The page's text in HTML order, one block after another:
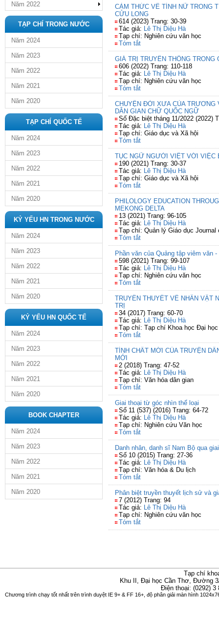
Năm 2022
TẠP CHÍ TRONG NƯỚC
Năm 2024
Năm 2023
Năm 2022
Năm 2021
Năm 2020
TẠP CHÍ QUỐC TẾ
Năm 2024
Năm 2023
Năm 2022
Năm 2021
Năm 2020
KỶ YẾU HN TRONG NƯỚC
Năm 2024
Năm 2023
Năm 2022
Năm 2021
Năm 2020
KỶ YẾU HN QUỐC TẾ
Năm 2024
Năm 2023
Năm 2022
Năm 2021
Năm 2020
BOOK CHAPTER
Năm 2024
Năm 2023
Năm 2022
Năm 2021
Năm 2020
CẢM THỨC VỀ TÍNH NỮ TRONG
CỬU LONG
614 (2023) Trang: 30-39
Tác giả: Lê Thị Diệu Hà
Tạp chí: Nghiên cứu văn học
Tóm tắt
GIÁ TRỊ TRUYỀN THỐNG
606 (2022) Trang: 110-118
Tác giả: Lê Thị Diệu Hà
Tạp chí: Nghiên cứu văn học
Tóm tắt
CHUYỆN ĐỜI XƯA CỦA TRƯƠNG
DÂN GIAN CHỮ QUỐC NGỮ
Số Đặc biệt tháng 11/2022 (2022)
Tác giả: Lê Thị Diệu Hà
Tạp chí: Giáo dục và Xã hội
Tóm tắt
TỤC NGỮ NGƯỜI VIỆT VỚI VIỆC
190 (2021) Trang: 30-37
Tác giả: Lê Thị Diệu Hà
Tạp chí: Giáo dục và Xã hội
Tóm tắt
PHILOLOGY EDUCATION
MEKONG DELTA
13 (2021) Trang: 96-105
Tác giả: Lê Thị Diệu Hà
Tạp chí: Quản lý Giáo dục Journal
Tóm tắt
Phần văn của Quảng tập viêm văn
598 (2021) Trang: 99-107
Tác giả: Lê Thị Diệu Hà
Tạp chí: Nghiên cứu văn học
Tóm tắt
TRUYỀN THUYẾT VỀ NHÂN VẬT
TRỊ
34 (2017) Trang: 60-70
Tác giả: Lê Thị Diệu Hà
Tạp chí: Tạp chí Khoa học Đại
Tóm tắt
TÍNH CHẤT MỚI CỦA TRUYỆN
MỚI
2 (2018) Trang: 47-52
Tác giả: Lê Thị Diệu Hà
Tạp chí: Văn hóa dân gian
Tóm tắt
Giai thoại từ góc nhìn thể loại
Số 11 (537) (2016) Trang: 64-72
Tác giả: Lê Thị Diệu Hà
Tạp chí: Nghiên cứu Văn học
Tóm tắt
Danh nhân, danh sĩ Nam Bộ qua
Số 10 (2015) Trang: 27-36
Tác giả: Lê Thị Diệu Hà
Tạp chí: Văn hóa & Du lịch
Tóm tắt
Phân biệt truyền thuyết lịch sử và
7 (2012) Trang: 94
Tác giả: Lê Thị Diệu Hà
Tạp chí: Nghiên cứu văn học
Tóm tắt
Tạp chí
Khu II, Đại học Cần Thơ, Đường
Điện thoại: (0292)
Chương trình chạy tốt nhất trên trình duyệt IE 9+ & FF 16+, độ phân giải màn hình